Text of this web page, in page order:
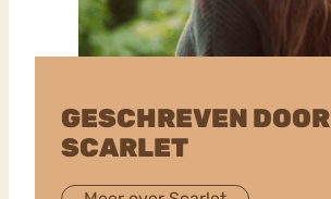
GESCHREVEN DOOR
SCARLET